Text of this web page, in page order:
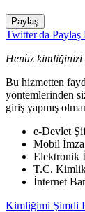
Paylaş
Twitter'da Paylaş
Henüz kimliğinizi
Bu hizmetten
yöntemlerinden
giriş yapmış
e-Devlet
Mobil İmza
Elektronik
T.C.
İnternet
Kimliğimi Şimdi